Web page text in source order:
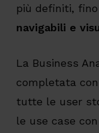
più definiti,
navigabili e
La Business
completata
tutte le user
le use case